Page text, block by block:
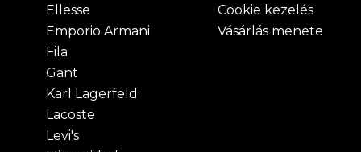
Ellesse
Emporio Armani
Fila
Gant
Karl Lagerfeld
Lacoste
Levi's
Cookie kezelés
Vásárlás menete